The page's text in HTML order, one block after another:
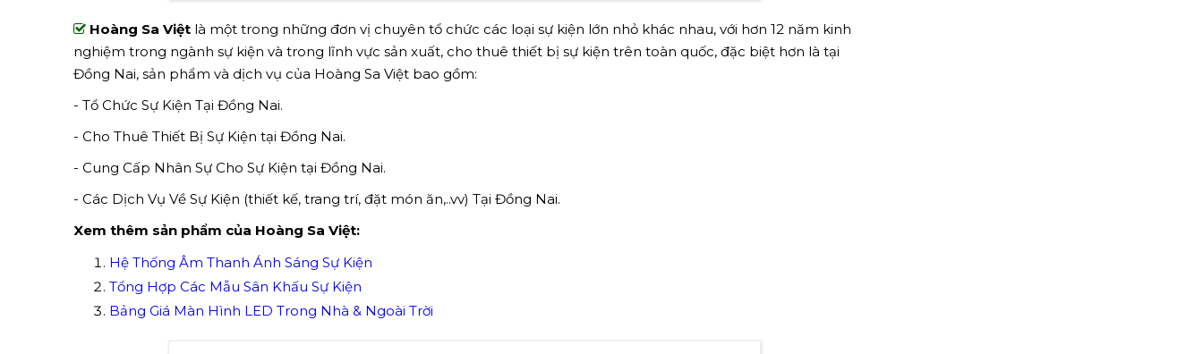
Công Ty Tổ Chức Sự Kiện Trong Nhà - Hoàng Sa Việt
nghiệm trong ngành sự kiện và trong lĩnh vực sản xuất, cho thuê thiết bị sự kiện trên toàn quốc, đặc biệt hơn là tại
Đồng Nai, sản phẩm và dịch vụ của Hoàng Sa Việt bao gồm:
- Tổ Chức Sự Kiện Tại Đồng Nai.